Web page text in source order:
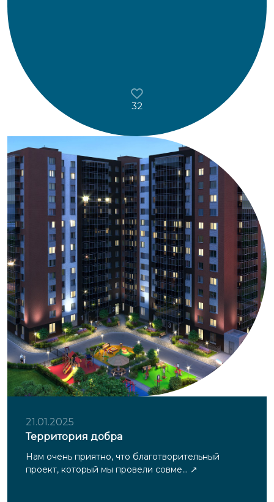
32
21.01.2025
Территория добра
Нам очень приятно, что благотворительный
проект, который мы провели совме...